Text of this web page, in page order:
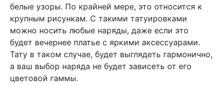
белые узоры. По крайней мере, это относится к
крупным рисункам. С такими татуировками
можно носить любые наряды, даже если это
будет вечернее платье с яркими аксессуарами.
Тату в таком случае, будет выглядеть гармонично,
а ваш выбор наряда не будет зависеть от его
цветовой гаммы.